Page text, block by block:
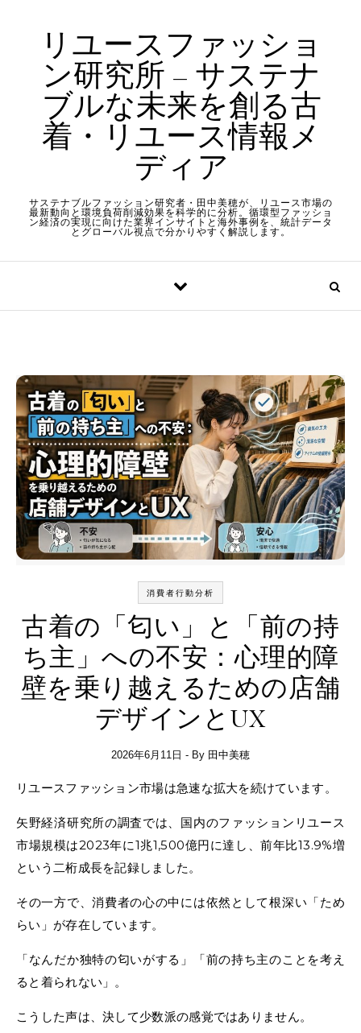
リユースファッショ
ン研究所 – サステナ
ブルな未来を創る古
着・リユース情報メ
ディア
サステナブルファッション研究者・田中美穂が、リユース市場の
最新動向と環境負荷削減効果を科学的に分析。循環型ファッショ
ン経済の実現に向けた業界インサイトと海外事例を、統計データ
とグローバル視点で分かりやすく解説します。
消費者行動分析
古着の「匂い」と「前の持
ち主」への不安：心理的障
壁を乗り越えるための店舗
デザインとUX
2026年6月11日 - By 田中美穂
リユースファッション市場は急速な拡大を続けています。
矢野経済研究所の調査では、国内のファッションリユース
市場規模は2023年に1兆1,500億円に達し、前年比13.9%増
という二桁成長を記録しました。
その一方で、消費者の心の中には依然として根深い「ため
らい」が存在しています。
「なんだか独特の匂いがする」「前の持ち主のことを考え
ると着られない」。
こうした声は、決して少数派の感覚ではありません。